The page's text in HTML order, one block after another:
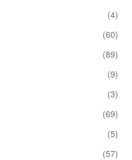
(4)
(60)
(89)
(9)
(3)
(69)
(5)
(57)